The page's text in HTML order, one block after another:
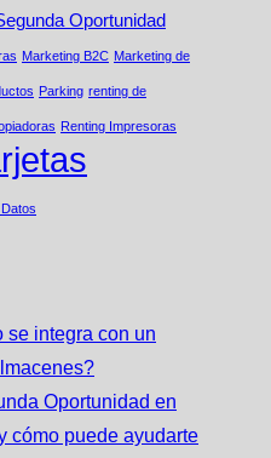
Oportunidad
Marketing B2C Marketing de
Parking renting de
Renting Impresoras
se integra con un
Oportunidad en
cómo puede ayudarte